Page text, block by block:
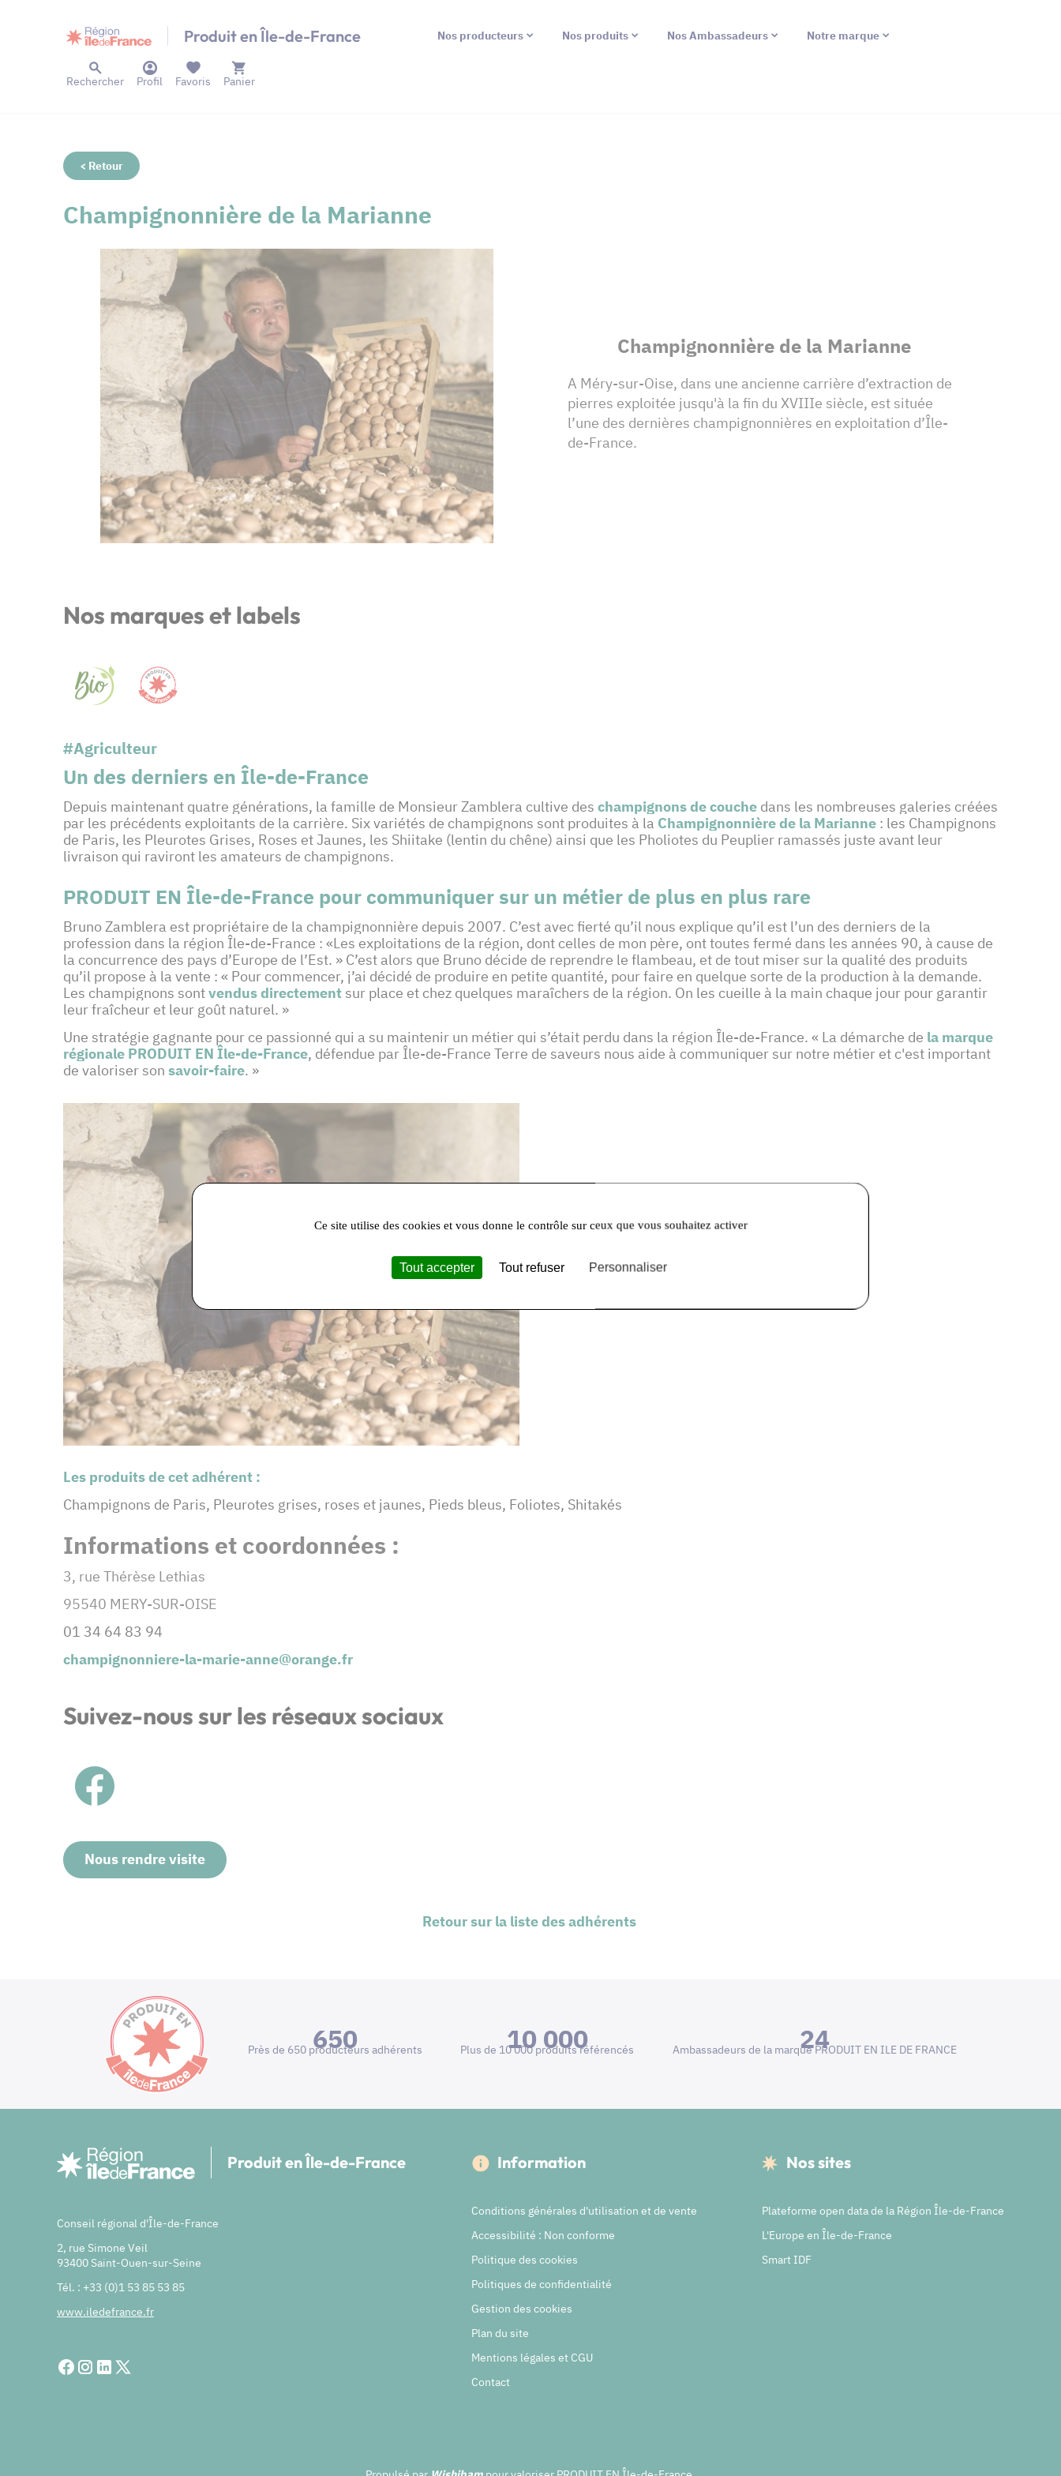
Produit en Île-de-France Nos producteurs Nos produits Nos Ambassadeurs Notre marque
Rechercher Profil Panier
Favoris
< Retour
Champignonnière de la Marianne
Champignonnière de la Marianne
A Méry-sur-Oise, dans une ancienne carrière d’extraction de
pierres exploitée jusqu'à la fin du XVIIIe siècle, est située
l’une des dernières champignonnières en exploitation d’Île-
de-France.
Nos marques et labels
#Agriculteur
Un des derniers en Île-de-France
Depuis maintenant quatre générations, la famille de Monsieur Zamblera cultive des champignons de couche dans les nombreuses galeries créées
par les précédents exploitants de la carrière. Six variétés de champignons sont produites à la Champignonnière de la Marianne : les Champignons
de Paris, les Pleurotes Grises, Roses et Jaunes, les Shiitake (lentin du chêne) ainsi que les Pholiotes du Peuplier ramassés juste avant leur
livraison qui raviront les amateurs de champignons.
PRODUIT EN Île-de-France pour communiquer sur un métier de plus en plus rare
Bruno Zamblera est propriétaire de la champignonnière depuis 2007. C’est avec fierté qu’il nous explique qu’il est l’un des derniers de la
profession dans la région Île-de-France : «Les exploitations de la région, dont celles de mon père, ont toutes fermé dans les années 90, à cause de
la concurrence des pays d’Europe de l’Est. » C’est alors que Bruno décide de reprendre le flambeau, et de tout miser sur la qualité des produits
qu’il propose à la vente : « Pour commencer, j’ai décidé de produire en petite quantité, pour faire en quelque sorte de la production à la demande.
Les champignons sontvendus directement sur place et chez quelques maraîchers de la région. On les cueille à la main chaque jour pour garantir
leur fraîcheur et leur goût naturel. »
Une stratégie gagnante pour ce passionné qui a su maintenir un métier qui s’était perdu dans la région Île-de-France. « La démarche de la marque
régionale PRODUIT EN Île-de-France, défendue par Île-de-France Terre de saveurs nous aide à communiquer sur notre métier et c'est important
de valoriser son savoir-faire. »
Les produits de cet adhérent :
Champignons de Paris, Pleurotes grises, roses et jaunes, Pieds bleus, Foliotes, Shitakés
Informations et coordonnées :
3, rue Thérèse Lethias
95540 MERY-SUR-OISE
01 34 64 83 94
champignonniere-la-marie-anne@orange.fr
Suivez-nous sur les réseaux sociaux
Nous rendre visite
Retour sur la liste des adhérents
650
Près de 650 producteurs adhérents 10 000
Plus de 10 000 produits référencés 24
Ambassadeurs de la marque PRODUIT EN ILE DE FRANCE
Produit en Île-de-France
Conseil régional d'Île-de-France
2, rue Simone Veil
93400 Saint-Ouen-sur-Seine
Tél. : +33 (0)1 53 85 53 85
www.iledefrance.fr
Information
Conditions générales d'utilisation et de vente
Accessibilité : Non conforme
Politique des cookies
Politiques de confidentialité
Gestion des cookies
Plan du site
Mentions légales et CGU
Contact
Nos sites
Plateforme open data de la Région Île-de-France
L'Europe en Île-de-France
Smart IDF
Ce site utilise des cookies et vous donne le contrôle sur ceux que vous souhaitez activer
Tout accepter Tout refuser Personnaliser